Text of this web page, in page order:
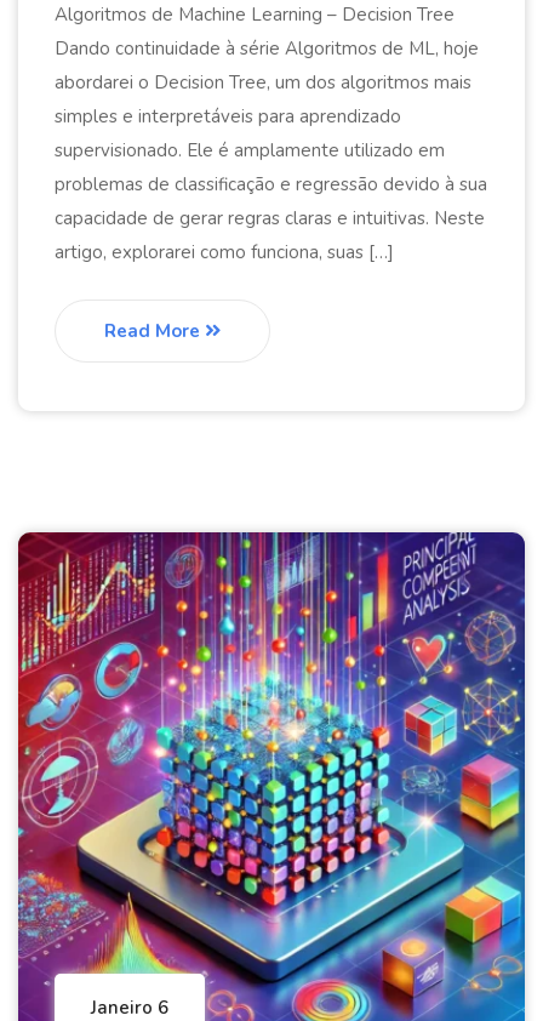
Algoritmos de Machine Learning – Decision Tree
Dando continuidade à série Algoritmos de ML, hoje
abordarei o Decision Tree, um dos algoritmos mais
simples e interpretáveis para aprendizado
supervisionado. Ele é amplamente utilizado em
problemas de classificação e regressão devido à sua
capacidade de gerar regras claras e intuitivas. Neste
artigo, explorarei como funciona, suas […]
Read More
Janeiro 6